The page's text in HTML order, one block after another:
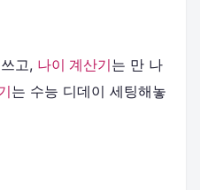
고, 나이 계산기는 만 나
는 수능 디데이 세팅해놓